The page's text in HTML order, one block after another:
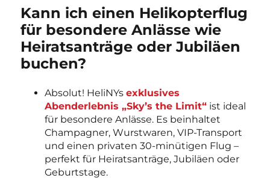
Kann ich einen Helikopterflug
für besondere Anlässe wie
Heiratsanträge oder Jubiläen
buchen?
Absolut! HeliNYs exklusives
Abenderlebnis „Sky’s the Limit“ ist ideal
für besondere Anlässe. Es beinhaltet
Champagner, Wurstwaren, VIP-Transport
und einen privaten 30-minütigen Flug –
perfekt für Heiratsanträge, Jubiläen oder
Geburtstage.